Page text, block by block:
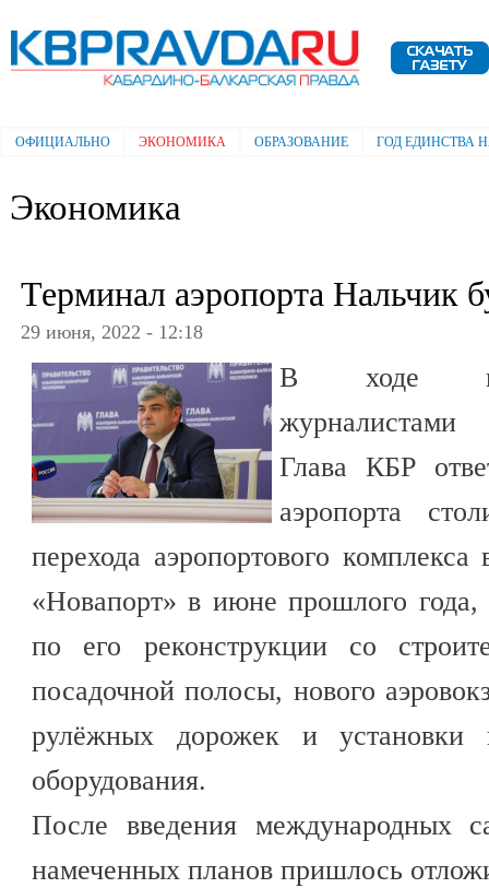
Электронная газета "Кабардино-
Балкарская правда"
Главное меню
ОФИЦИАЛЬНО ЭКОНОМИКА ОБРАЗОВАНИЕ ГОД ЕДИНСТВА
Экономика
Терминал аэропорта Нальчик
29 июня, 2022 - 12:18
В ходе
Глава КБР
аэропорта
перехода аэропортового комплекса
«Новапорт» в июне прошлого
по его реконструкции со
посадочной полосы, нового
рулёжных дорожек и установки
оборудования.
После введения международных
намеченных планов пришлось